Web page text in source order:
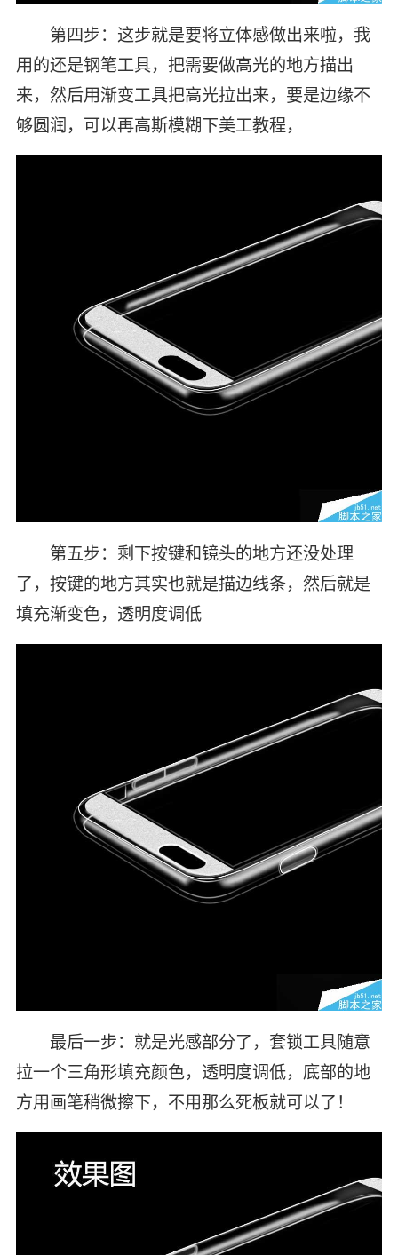
第四步：这步就是要将立体感做出来啦，我
用的还是钢笔工具，把需要做高光的地方描出
来，然后用渐变工具把高光拉出来，要是边缘不
够圆润，可以再高斯模糊下美工教程，
第五步：剩下按键和镜头的地方还没处理
了，按键的地方其实也就是描边线条，然后就是
填充渐变色，透明度调低
最后一步：就是光感部分了，套锁工具随意
拉一个三角形填充颜色，透明度调低，底部的地
方用画笔稍微擦下，不用那么死板就可以了！